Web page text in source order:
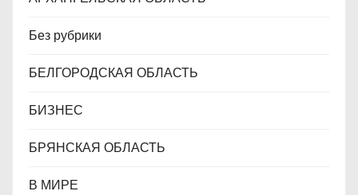
Без рубрики
БЕЛГОРОДСКАЯ ОБЛАСТЬ
БИЗНЕС
БРЯНСКАЯ ОБЛАСТЬ
В МИРЕ